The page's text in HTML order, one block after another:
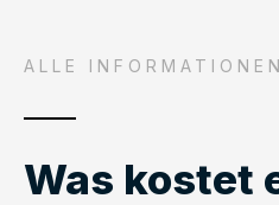
ALLE
Was kostet